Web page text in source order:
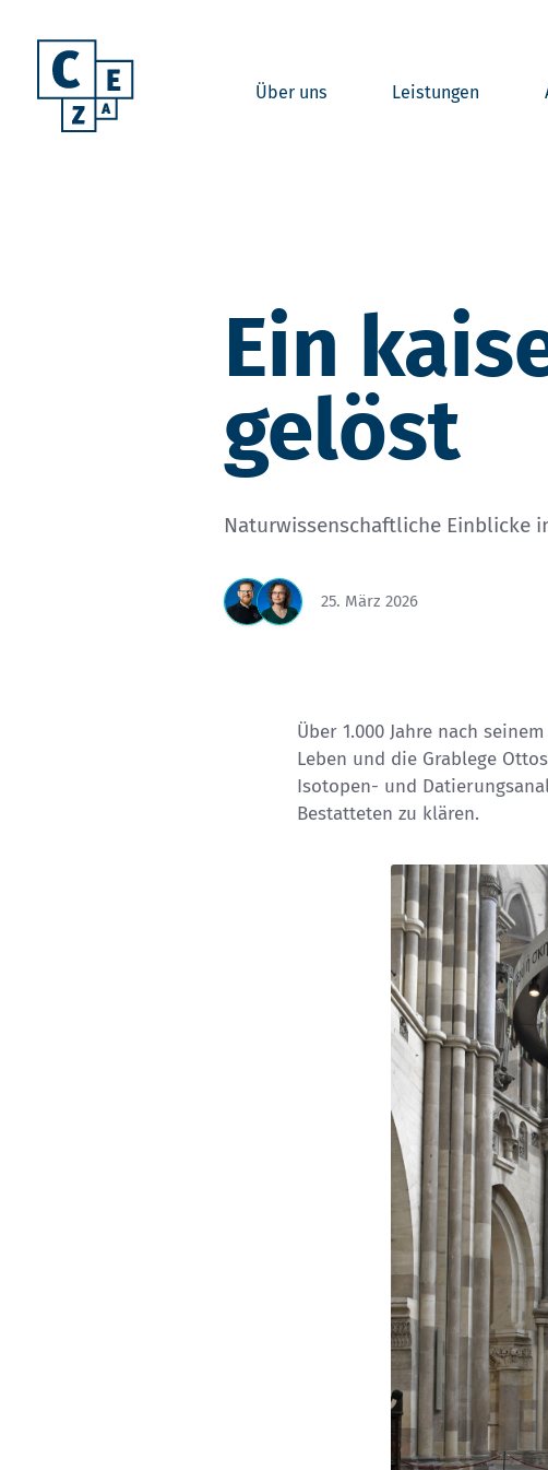
Über uns Leistungen
Ein
gelöst
Naturwissenschaftliche Einblicke
25. März 2026
Über 1.000 Jahre nach
Leben und die Grablege
Isotopen- und
Bestatteten zu klären.